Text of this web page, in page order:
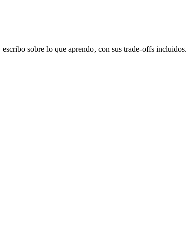
sobre lo que aprendo, con sus trade-offs incluidos.